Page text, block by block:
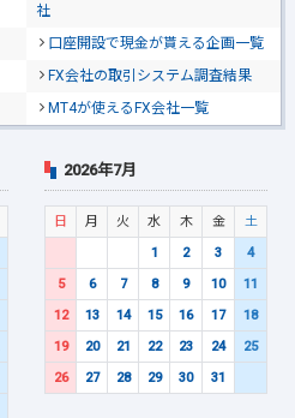
社
口座開設で現金が貰える企画一覧
FX会社の取引システム調査結果
MT4が使えるFX会社一覧
2026年7月
日 月 火 水 木 金
土
1
2 3
4
5
6 7 8 9 10
11
12
13 14 15 16 17
18
19
20 21 22 23 24
25
26
27 28 29 30 31